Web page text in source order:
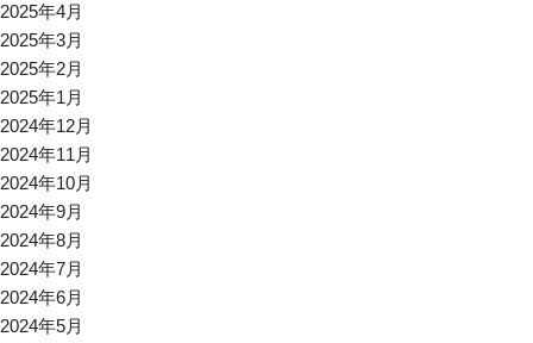
2025年4月
2025年3月
2025年2月
2025年1月
2024年12月
2024年11月
2024年10月
2024年9月
2024年8月
2024年7月
2024年6月
2024年5月